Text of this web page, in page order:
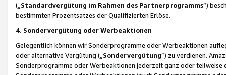
(„ Standardvergütung im Rahmen des Partnerprogramms“)
bestimmten Prozentsatzes der Qualifizierten Erlöse.
4. Sondervergütung oder Werbeaktionen
Gelegentlich können wir Sonderprogramme oder Werbeaktionen
oder alternative Vergütung („ Sondervergütung”) zu verdienen.
Sonderprogramme oder Werbeaktionen jederzeit ganz oder